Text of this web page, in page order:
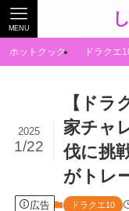
MENU
ホットクック ドラクエ
【ド
家チャ
伐に挑
がトレ
2025
1/22
広告 ドラクエ10